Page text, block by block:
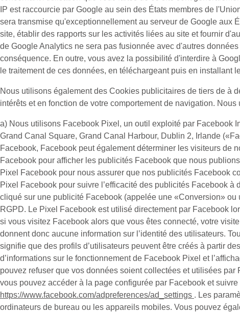
IP est raccourcie par Google au sein des États membres de
sera transmise qu'exceptionnellement au serveur de Google aux
site, établir des rapports sur les activités liées au site et fournir
de Google Analytics ne sera pas fusionnée avec d'autres
conséquence. En outre, vous avez la possibilité d'interdire à
le traitement de ces données, en téléchargeant puis en installant
Nous utilisons également des Cookies publicitaires de tiers de à
intérêts et en fonction de votre comportement de navigation.
a) Nous utilisons Facebook Pixel , un outil exploité par Facebook
Grand Canal Square, Grand Canal Harbour, Dublin 2, Irlande («
Facebook, Facebook peut également déterminer les visiteurs de
Facebook pour afficher les publicités Facebook que nous
Pixel Facebook pour nous assurer que nos publicités Facebook
Pixel Facebook pour suivre l’efficacité des publicités Facebook
cliqué sur une publicité Facebook (appelée une «Conversion» ou
RGPD. Le Pixel Facebook est utilisé directement par Facebook
si vous visitez Facebook alors que vous êtes connecté, votre
donnent donc aucune information sur l’identité des utilisateurs.
signifie que des profils d’utilisateurs peuvent être créés à partir
d’informations sur le fonctionnement de Facebook Pixel et
pouvez refuser que vos données soient collectées et utilisées
vous pouvez accéder à la page configurée par Facebook et
https://www.facebook.com/adpreferences/ad_settings . Les
ordinateurs de bureau ou les appareils mobiles. Vous pouvez